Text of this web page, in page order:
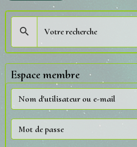
Espace membre